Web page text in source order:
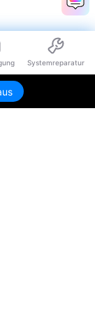
Systemreparatur